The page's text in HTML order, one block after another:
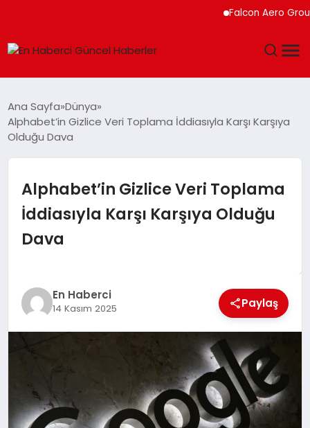
Falcon Aero Group,
SPOR
TEKNOLOJI
MAGAZIN
EKONOMI
Ana Sayfa Dünya
Alphabet’in Gizlice Veri Toplama İddiasıyla Karşı Karşıya
Olduğu Dava
Alphabet’in Gizlice Veri Toplama
İddiasıyla Karşı Karşıya Olduğu
Dava
En Haberci
14 Kasım 2025 Paylaş